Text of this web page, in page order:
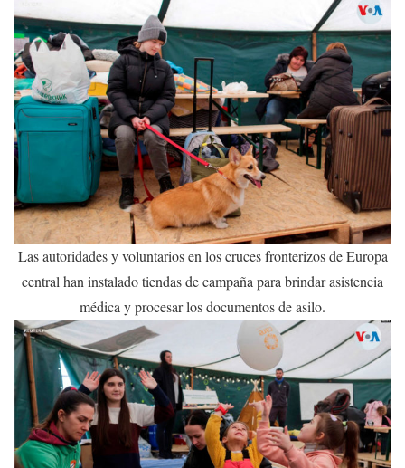
Las autoridades y voluntarios en los cruces fronterizos de Europa
central han instalado tiendas de campaña para brindar asistencia
médica y procesar los documentos de asilo.